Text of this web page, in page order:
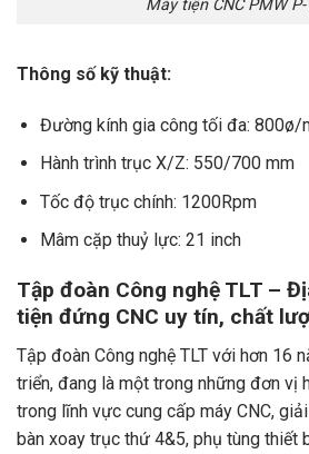
Máy tiện CNC PMW
Thông số kỹ thuật:
Đường kính gia công tối đa: 800ø/
Hành trình trục X/Z: 550/700 mm
Tốc độ trục chính: 1200Rpm
Mâm cặp thuỷ lực: 21 inch
Tập đoàn Công nghệ TLT –
tiện đứng CNC uy tín, chất
Tập đoàn Công nghệ TLT với hơn 16
triển, đang là một trong những đơn vị
trong lĩnh vực cung cấp máy CNC,
bàn xoay trục thứ 4&5, phụ tùng thiết